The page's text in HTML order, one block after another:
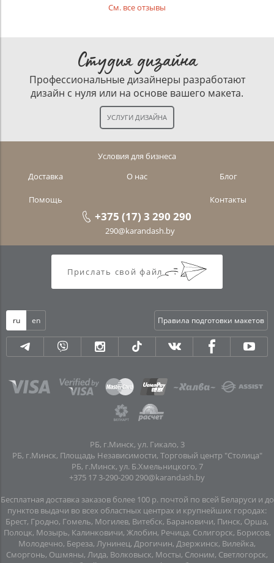
См. все отзывы
Студия дизайна
Профессиональные дизайнеры разработают
дизайн с нуля или на основе вашего макета.
Условия для бизнеса
Доставка
О нас Блог
Помощь Контакты
+375 (17) 3 290 290
290@karandash.by
Прислать свой файл
ru en Правила подготовки макетов
РБ, г.Минск, ул. Гикало, 3
РБ, г.Минск, Площадь Независимости, Торговый центр "Столица"
РБ, г.Минск, ул. Б.Хмельницкого, 7
+375 17 3-290-290 290@karandash.by
Бесплатная доставка заказов более 100 р. почтой по всей Беларуси и до
пунктов выдачи во всех областных центрах и крупнейших городах:
Брест, Гродно, Гомель, Могилев, Витебск, Барановичи, Пинск, Орша,
Полоцк, Мозырь, Калинковичи, Жлобин, Речица, Солигорск, Борисов,
Молодечно, Береза, Лунинец, Дрогичин, Дзержинск, Вилейка,
Сморгонь, Ошмяны, Лида, Волковыск, Мосты, Слоним, Светлогорск,